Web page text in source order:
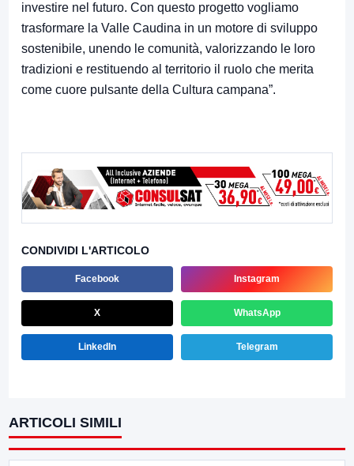
investire nel futuro. Con questo progetto vogliamo
trasformare la Valle Caudina in un motore di sviluppo
sostenibile, unendo le comunità, valorizzando le loro
tradizioni e restituendo al territorio il ruolo che merita
come cuore pulsante della Cultura campana”.
CONDIVIDI L'ARTICOLO
Facebook Instagram
X WhatsApp
LinkedIn Telegram
ARTICOLI SIMILI